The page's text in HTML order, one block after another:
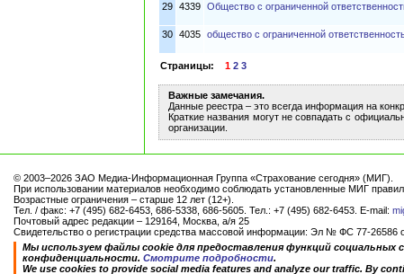
29 4339 Общество с ограниченной
30 4035 общество с ограниченной
Страницы: 1 2 3
Важные замечания.
Данные реестра – это всегда информация на
Краткие названия могут не совпадать с
организации.
© 2003–2026 ЗАО Медиа-Информационная Группа «Страхование сегодня» (МИГ).
При использовании материалов необходимо соблюдать установленные МИГ
Возрастные ограничения – старше 12 лет (12+).
Тел. / факс: +7 (495) 682-6453, 686-5338, 686-5605. Тел.: +7 (495) 682-6453. E-mail:
Почтовый адрес редакции – 129164, Москва, а/я 25
Свидетельство о регистрации средства массовой информации: Эл № ФС 77-26586
Мы используем файлы cookie для предоставления функций
конфиденциальности. Смотрите подробности.
We use cookies to provide social media features and analyze our traffic. By